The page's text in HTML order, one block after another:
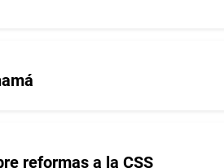
reformas a la CSS